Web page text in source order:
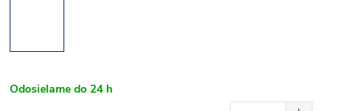
Odosielame do 24 h